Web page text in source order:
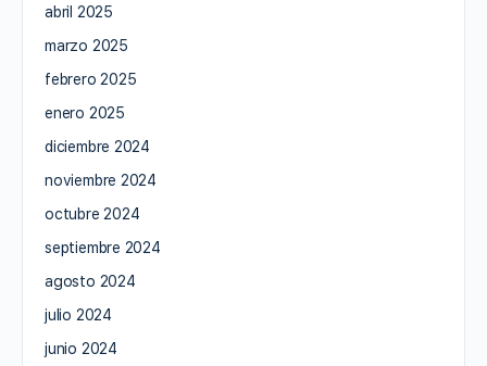
abril 2025
marzo 2025
febrero 2025
enero 2025
diciembre 2024
noviembre 2024
octubre 2024
septiembre 2024
agosto 2024
julio 2024
junio 2024